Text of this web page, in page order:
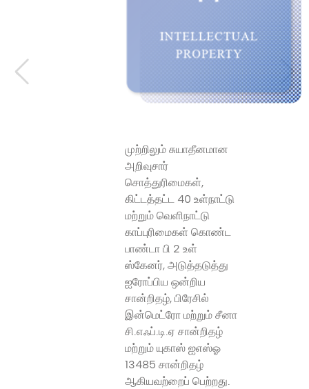
முற்றிலும் சுயாதீனமான
அறிவுசார்
சொத்துரிமைகள்,
கிட்டத்தட்ட 40 உள்நாட்டு
மற்றும் வெளிநாட்டு
காப்புரிமைகள் கொண்ட
பாண்டா பி 2 உள்
ஸ்கேனர், அடுத்தடுத்து
ஐரோப்பிய ஒன்றிய
சான்றிதழ், பிரேசில்
இன்மெட்ரோ மற்றும் சீனா
சி.எஃப்.டி.ஏ சான்றிதழ்
மற்றும் யுகாஸ் ஐஎஸ்ஓ
13485 சான்றிதழ்
ஆகியவற்றைப் பெற்றது.